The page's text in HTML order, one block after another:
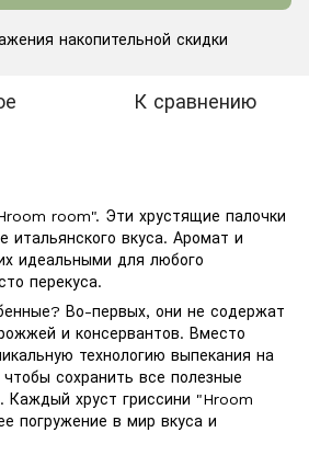
накопительной скидки
К сравнению
room". Эти хрустящие палочки
итальянского вкуса. Аромат и
идеальными для любого
перекуса.
Во-первых, они не содержат
и консервантов. Вместо
технологию выпекания на
чтобы сохранить все полезные
Каждый хруст гриссини "Hroom
погружение в мир вкуса и